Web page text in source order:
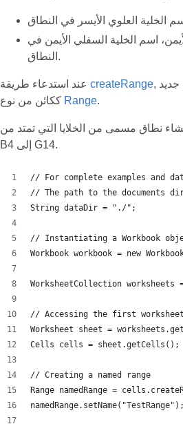
اسم الخلية السفلي الأيمن في
النطاق.
createRange, فهي تعود بنطاق مسمى جديد
Range.
نطاق مسمى من الخلايا التي تمتد من
B4 إلى G14.
// For complete examples and
// The path to the documents
String dataDir = "./";
// Instantiating a Workbook
Workbook workbook = new
WorksheetCollection worksheets
// Accessing the first
Worksheet sheet =
Cells cells = sheet.getCells();
// Creating a named range
Range namedRange =
namedRange.setName("TestRange");